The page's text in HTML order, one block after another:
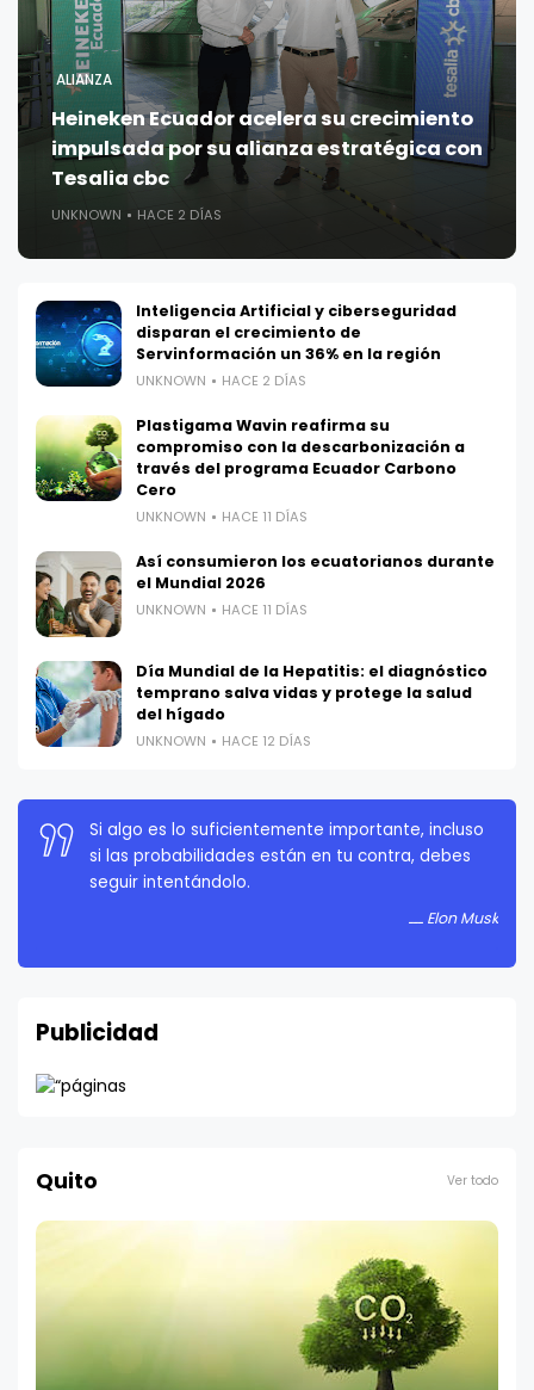
ALIANZA
Heineken Ecuador acelera su crecimiento
impulsada por su alianza estratégica con
Tesalia cbc
UNKNOWN HACE 2 DÍAS
Inteligencia Artificial y ciberseguridad
disparan el crecimiento de
Servinformación un 36% en la región
UNKNOWN HACE 2 DÍAS
Plastigama Wavin reafirma su
compromiso con la descarbonización a
través del programa Ecuador Carbono
Cero
UNKNOWN HACE 11 DÍAS
Así consumieron los ecuatorianos durante
el Mundial 2026
UNKNOWN HACE 11 DÍAS
Día Mundial de la Hepatitis: el diagnóstico
temprano salva vidas y protege la salud
del hígado
UNKNOWN HACE 12 DÍAS
La persistencia es muy importante. No debes
rendirte a menos que estés obligado a rendirte.
Publicidad
Quito Ver todo